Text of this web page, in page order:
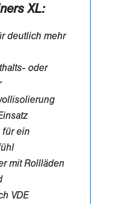
XL:
deutlich mehr
oder
für ein
mit Rollläden
VDE